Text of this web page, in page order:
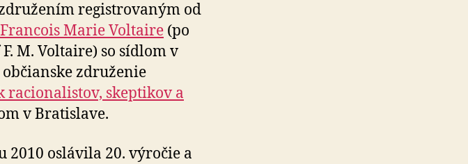
registrovaným od
Marie Voltaire (po
M. Voltaire) so sídlom v
združenie
racionalistov, skeptikov a
v Bratislave.
2010 oslávila 20. výročie a